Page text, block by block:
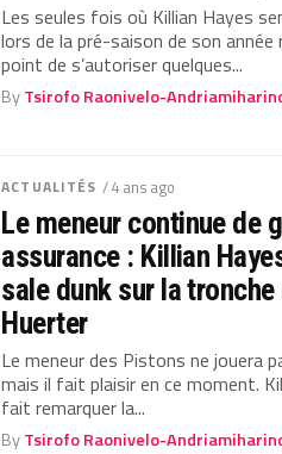
Les seules fois où Killian Hayes
lors de la pré-saison de son année
point de s’autoriser quelques...
ByTsirofo Raonivelo-
ACTUALITÉS / 4 ans ago
Le meneur continue de
assurance : Killian
sale dunk sur la tronche
Huerter
Le meneur des Pistons ne jouera
mais il fait plaisir en ce moment.
fait remarquer la...
ByTsirofo Raonivelo-